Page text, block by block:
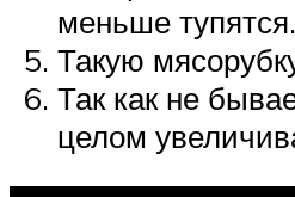
меньше тупятся.
Такую
Так как не
целом